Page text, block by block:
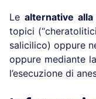
Le alternative
topici
salicilico) oppure
oppure mediante
l’esecuzione di